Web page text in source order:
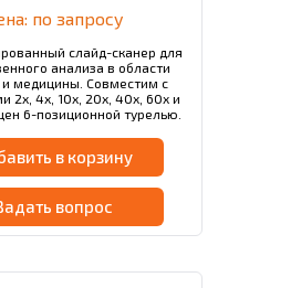
по запросу
слайд-сканер для
анализа в области
и медицины. Совместим с
2x, 4x, 10x, 20x, 40x, 60x и
6-позиционной турелью.
в корзину
вопрос